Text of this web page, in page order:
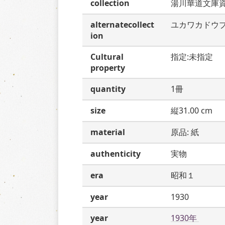
collection
湯川華道文庫
alternatecollect
ion
ユカワカドウ
Cultural
property
指定:未指定
quantity
1冊
size
縦31.00 cm
material
原品: 紙
authenticity
実物
era
昭和１
year
1930
year
1930年